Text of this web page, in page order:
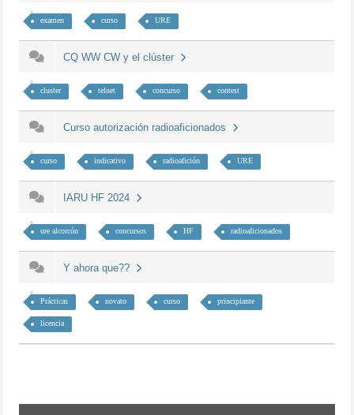
examen curso URE
CQ WW CW y el clúster
cluster telnet concurso contest
Curso autorización radioaficionados
curso indicativo radioafición URE
IARU HF 2024
ure alcorcón concursos HF radioaficionados
Y ahora que??
Prácticas novato curso principiante
licencia